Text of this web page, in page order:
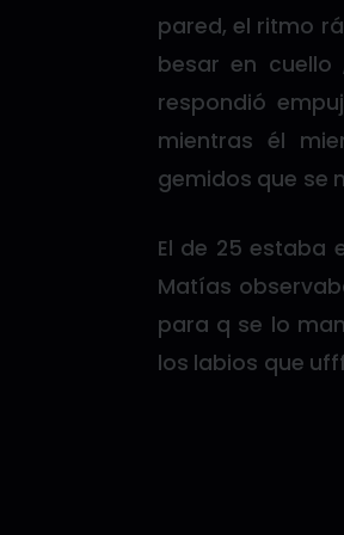
pared, el ritmo
besar en cuello
respondió
mientras él
gemidos que se
El de 25 estaba
Matías
para q se lo
los labios que